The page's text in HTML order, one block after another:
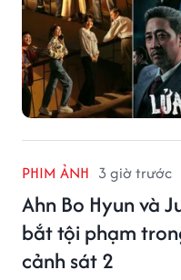
PHIM ẢNH 3 giờ trước
Ahn Bo Hyun và
bắt tội phạm
cảnh sát 2